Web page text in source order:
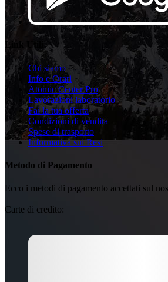
Link Utili
Chi siamo
Info e Orari
Atomic Center Pro
Lavorazioni laboratorio
Fai la tua offerta
Condizioni di vendita
Spese di trasporto
Informativa sui Resi
Metodo di Pagamento
Ecco i metodi di pagamento accettati sul
Carte di credito: